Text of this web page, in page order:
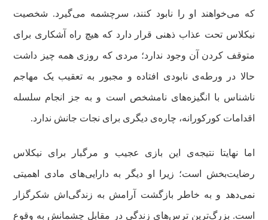
که می‌خواهند او را نابود کنند، سرچشمه می‌گیرد. شخصیت
نیکلاس تحت عذاب ذهنی قرار دارد که هیچ راه آشکاری برای
متوقف کردن آن وجود ندارد؛ مردی که روزی همه چیز داشت
حالا در ورطه‌ی نابودی افتاده و مجبور به تعقیب یک مهاجم
ناشناس با انگیزه‌های نامشخص است و به جز انجام سلسله
اقدامات کورکورانه، چاره‌ی دیگری برای نجات جانش ندارد.
اما نهایتا نتیجه‌ی این بازی عجیب و مرگبار برای نیکلاس
رضایت‌بخش است؛ زیرا او دیگر به دارایی‌های مادی اهمیتی
نمی‌دهد و به خاطر بازگشت آرامش به زندگی‌اش شکرگزار
است. بزرگ‌ترین ترس‌های زندگی در مقابل چشمانش به وقوع